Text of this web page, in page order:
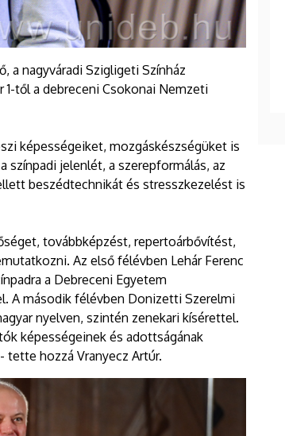
a nagyváradi Szigligeti Színház
től a debreceni Csokonai Nemzeti
képességeiket, mozgáskészségüket is
jelenlét, a szerepformálás, az
beszédtechnikát és stresszkezelést is
továbbképzést, repertoárbővítést,
Az első félévben Lehár Ferenc
a Debreceni Egyetem
A második félévben Donizetti Szerelmi
nyelven, szintén zenekari kísérettel.
képességeinek és adottságának
hozzá Vranyecz Artúr.